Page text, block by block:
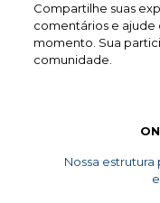
Compartilhe suas
comentários e ajude
momento. Sua
comunidade.
Nossa